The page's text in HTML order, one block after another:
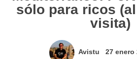
sólo para ricos
visita)
Avistu 27 enero